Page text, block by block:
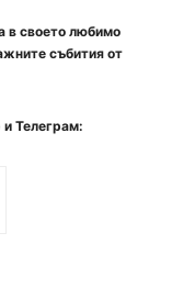
в своето любимо
събития от
Телеграм: